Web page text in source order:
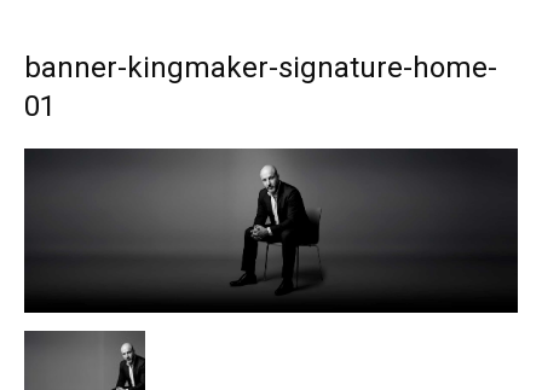
Agência
de
Branding
banner-kingmaker-signature-home-
01